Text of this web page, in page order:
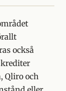
också
Qliro och